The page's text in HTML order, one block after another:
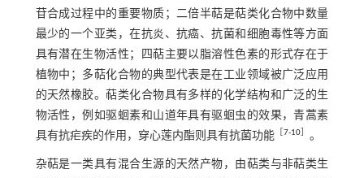
苷合成过程中的重要物质；二倍半萜是萜类化合物中数量
最少的一个亚类，在抗炎、抗癌、抗菌和细胞毒性等方面
具有潜在生物活性；四萜主要以脂溶性色素的形式存在于
植物中；多萜化合物的典型代表是在工业领域被广泛应用
的天然橡胶。萜类化合物具有多样的化学结构和广泛的生
物活性，例如驱蛔素和山道年具有驱蛔虫的效果，青蒿素
具有抗疟疾的作用，穿心莲内酯则具有抗菌功能［ 7-10］ 。
杂萜是一类具有混合生源的天然产物，由萜类与非萜类生